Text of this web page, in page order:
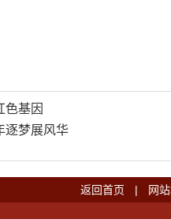
色基因
逐梦展风华
返回首页 | 网